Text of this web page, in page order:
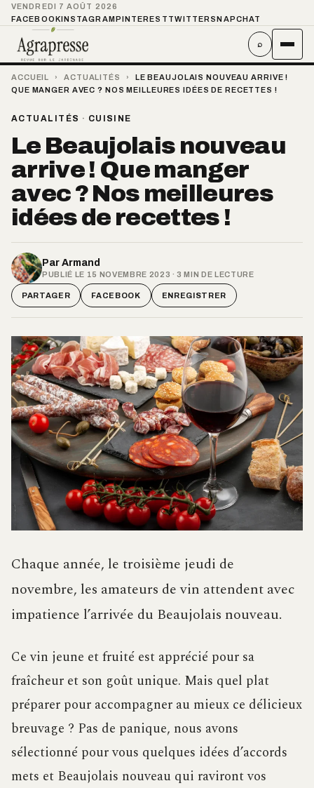
VENDREDI 7 AOÛT 2026
FACEBOOKINSTAGRAMPINTEREST TWITTER SNAPCHAT
⌕
ACCUEIL › ACTUALITÉS ›
LE BEAUJOLAIS NOUVEAU ARRIVE !
QUE MANGER AVEC ? NOS MEILLEURES IDÉES DE RECETTES !
ACTUALITÉS · CUISINE
Le Beaujolais nouveau
arrive ! Que manger
avec ? Nos meilleures
idées de recettes !
Par Armand
PUBLIÉ LE 15 NOVEMBRE 2023 · 3 MIN DE LECTURE
PARTAGER FACEBOOK ENREGISTRER
Chaque année, le troisième jeudi de
novembre, les amateurs de vin attendent avec
impatience l’arrivée du Beaujolais nouveau.
Ce vin jeune et fruité est apprécié pour sa
fraîcheur et son goût unique. Mais quel plat
préparer pour accompagner au mieux ce délicieux
breuvage ? Pas de panique, nous avons
sélectionné pour vous quelques idées d’accords
mets et Beaujolais nouveau qui raviront vos